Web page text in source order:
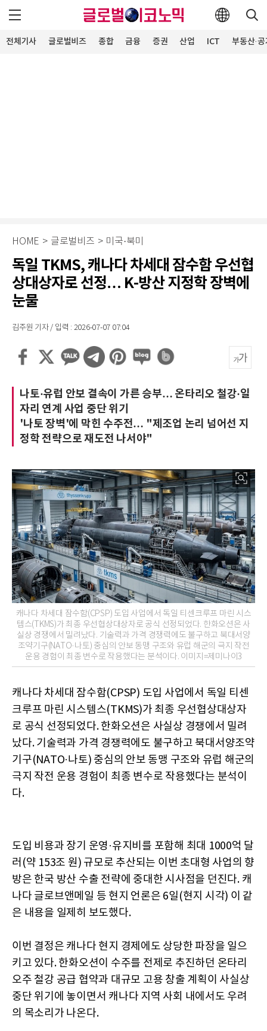
전체기사 글로벌비즈 종합 금융 증권 산업 ICT 부동산·
HOME > 글로벌비즈 > 미국·북미
독일 TKMS, 캐나다 차세대 잠수함 우선협
상대상자로 선정… K-방산 지정학 장벽에
눈물
김주원 기자 / 입력 : 2026-07-07 07:04
나토·유럽 안보 결속이 가른 승부… 온타리오 철강·일
자리 연계 사업 중단 위기
'나토 장벽'에 막힌 수주전… "제조업 논리 넘어선 지
정학 전략으로 재도전 나서야"
캐나다 차세대 잠수함(CPSP) 도입 사업에서 독일 티센크루프 마린 시스
템스(TKMS)가 최종 우선협상대상자로 공식 선정되었다. 한화오션은 사
실상 경쟁에서 밀려났다. 기술력과 가격 경쟁력에도 불구하고 북대서양
조약기구(NATO·나토) 중심의 안보 동맹 구조와 유럽 해군의 극지 작전
운용 경험이 최종 변수로 작용했다는 분석이다. 이미지=제미나이3
캐나다 차세대 잠수함(CPSP) 도입 사업에서 독일 티센
크루프 마린 시스템스(TKMS)가 최종 우선협상대상자
로 공식 선정되었다. 한화오션은 사실상 경쟁에서 밀려
났다. 기술력과 가격 경쟁력에도 불구하고 북대서양조약
기구(NATO·나토) 중심의 안보 동맹 구조와 유럽 해군의
극지 작전 운용 경험이 최종 변수로 작용했다는 분석이
다.
도입 비용과 장기 운영·유지비를 포함해 최대 1000억 달
러(약 153조 원) 규모로 추산되는 이번 초대형 사업의 향
방은 한국 방산 수출 전략에 중대한 시사점을 던진다. 캐
나다 글로브앤메일 등 현지 언론은 6일(현지 시각) 이 같
은 내용을 일제히 보도했다.
이번 결정은 캐나다 현지 경제에도 상당한 파장을 일으
키고 있다. 한화오션이 수주를 전제로 추진하던 온타리
오주 철강 공급 협약과 대규모 고용 창출 계획이 사실상
중단 위기에 놓이면서 캐나다 지역 사회 내에서도 우려
의 목소리가 나온다.